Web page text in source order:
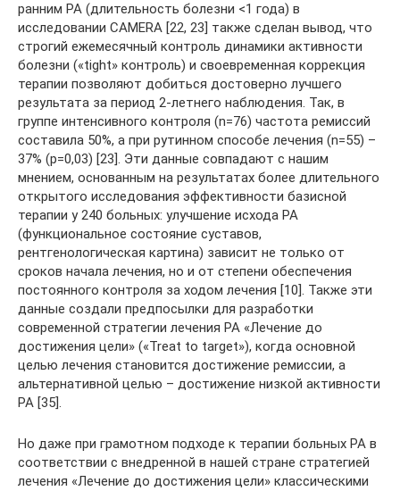
ранним РА (длительность болезни <1 года) в
исследовании CAMERA [22, 23] также сделан вывод, что
строгий ежемесячный контроль динамики активности
болезни («tight» контроль) и своевременная коррекция
терапии позволяют добиться достоверно лучшего
результата за период 2-летнего наблюдения. Так, в
группе интенсивного контроля (n=76) частота ремиссий
составила 50%, а при рутинном способе лечения (n=55) –
37% (p=0,03) [23]. Эти данные совпадают с нашим
мнением, основанным на результатах более длительного
открытого исследования эффективности базисной
терапии у 240 больных: улучшение исхода РА
(функциональное состояние суставов,
рентгенологическая картина) зависит не только от
сроков начала лечения, но и от степени обеспечения
постоянного контроля за ходом лечения [10]. Также эти
данные создали предпосылки для разработки
современной стратегии лечения РА «Лечение до
достижения цели» («Treat to target»), когда основной
целью лечения становится достижение ремиссии, а
альтернативной целью – достижение низкой активности
РА [35].
Но даже при грамотном подходе к терапии больных РА в
соответствии с внедренной в нашей стране стратегией
лечения «Лечение до достижения цели» классическими